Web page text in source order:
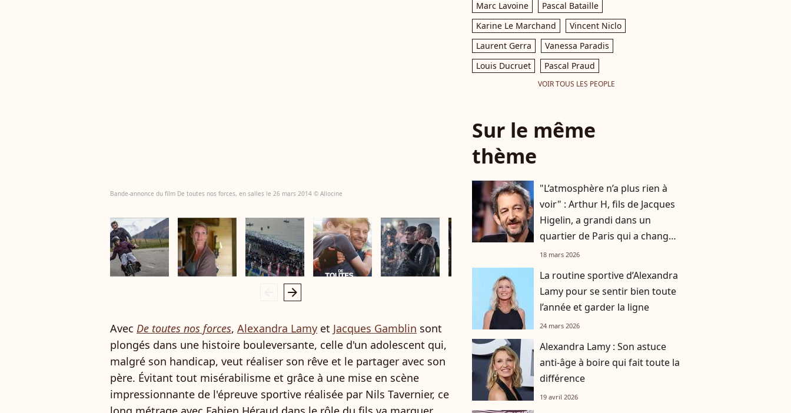
Bande-annonce du film De toutes nos forces, en salles le 26 mars 2014 © Allocine
arrow_right
Avec De toutes nos forces, Alexandra Lamy et Jacques Gamblin sont
plongés dans une histoire bouleversante, celle d'un adolescent qui,
malgré son handicap, veut réaliser son rêve et le partager avec son
père. Évitant tout misérabilisme et grâce à une mise en scène
impressionnante de l'épreuve sportive réalisée par Nils Tavernier, ce
Marc Lavoine
Pascal Bataille
Karine Le Marchand
Vincent Niclo
Laurent Gerra
Vanessa Paradis
Louis Ducruet
Pascal Praud
VOIR TOUS LES PEOPLE
Sur le même
thème
"L’atmosphère n’a plus rien à
voir" : Arthur H, fils de Jacques
Higelin, a grandi dans un
quartier de Paris qui a changé
du tout au tout
18 mars 2026
La routine sportive d’Alexandra
Lamy pour se sentir bien toute
l’année et garder la ligne
24 mars 2026
Alexandra Lamy : Son astuce
anti-âge à boire qui fait toute la
différence
19 avril 2026